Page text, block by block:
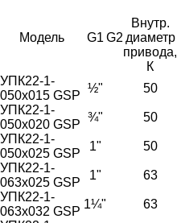
Модель G1 G2
Внутр.
диаметр
привода,
К
УПК22-1-
050х015 GSP
½" 50
УПК22-1-
050х020 GSP
¾" 50
УПК22-1-
050х025 GSP
1" 50
УПК22-1-
063х025 GSP
1" 63
УПК22-1-
063х032 GSP
1¼" 63